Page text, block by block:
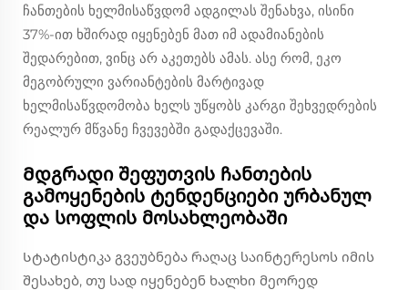
ჩანთების ხელმისაწვდომ ადგილას შენახვა, ისინი
37%-ით ხშირად იყენებენ მათ იმ ადამიანების
შედარებით, ვინც არ აკეთებს ამას. ასე რომ, ეკო
მეგობრული ვარიანტების მარტივად
ხელმისაწვდომობა ხელს უწყობს კარგი შეხვედრების
რეალურ მწვანე ჩვევებში გადაქცევაში.
Მდგრადი შეფუთვის ჩანთების
გამოყენების ტენდენციები ურბანულ
და სოფლის მოსახლეობაში
Სტატისტიკა გვეუბნება რაღაც საინტერესოს იმის
შესახებ, თუ სად იყენებენ ხალხი მეორედ